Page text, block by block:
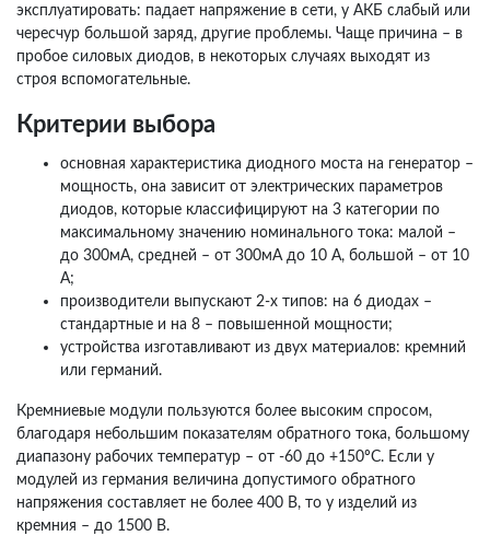
эксплуатировать: падает напряжение в сети, у АКБ слабый или
чересчур большой заряд, другие проблемы. Чаще причина – в
пробое силовых диодов, в некоторых случаях выходят из
строя вспомогательные.
Критерии выбора
основная характеристика диодного моста на генератор –
мощность, она зависит от электрических параметров
диодов, которые классифицируют на 3 категории по
максимальному значению номинального тока: малой –
до 300мА, средней – от 300мА до 10 А, большой – от 10
А;
производители выпускают 2-х типов: на 6 диодах –
стандартные и на 8 – повышенной мощности;
устройства изготавливают из двух материалов: кремний
или германий.
Кремниевые модули пользуются более высоким спросом,
благодаря небольшим показателям обратного тока, большому
диапазону рабочих температур – от -60 до +150ºC. Если у
модулей из германия величина допустимого обратного
напряжения составляет не более 400 В, то у изделий из
кремния – до 1500 В.